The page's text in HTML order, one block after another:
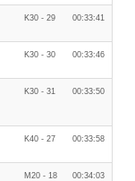
K30 - 29 00:33:41
K30 - 30 00:33:46
K30 - 31 00:33:50
K40 - 27 00:33:58
M20 - 18 00:34:03